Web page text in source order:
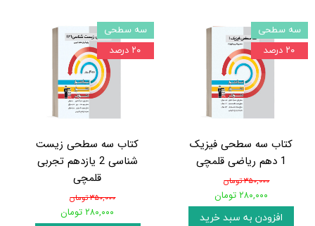
کتاب سه سطحی فیزیک
1 دهم ریاضی قلمچی
۳۵۰,۰۰۰ تومان
۲۸۰,۰۰۰ تومان
افزودن به سبد خرید
سه سطحی
۲۰ درصد
کتاب سه سطحی زیست
شناسی 2 یازدهم تجربی
قلمچی
۳۵۰,۰۰۰ تومان
۲۸۰,۰۰۰ تومان
سه سطحی
۲۰ درصد